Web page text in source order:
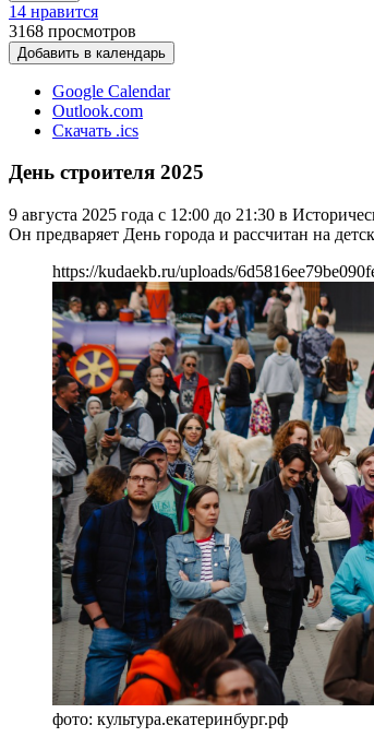
14 нравится
3168 просмотров
Добавить в календарь
Google Calendar
Outlook.com
Скачать .ics
День строителя 2025
9 августа 2025 года с 12:00 до 21:30 в
Он предваряет День города и рассчитан на
https://kudaekb.ru/uploads/
фото: культура.екатеринбург.рф